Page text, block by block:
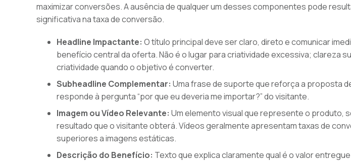
maximizar conversões. A ausência de qualquer um desses componentes pode
significativa na taxa de conversão.
Headline Impactante: O título principal deve ser claro, direto e comunicar
benefício central da oferta. Não é o lugar para criatividade excessiva; clareza
criatividade quando o objetivo é converter.
Subheadline Complementar: Uma frase de suporte que reforça a proposta
responde à pergunta “por que eu deveria me importar?” do visitante.
Imagem ou Vídeo Relevante: Um elemento visual que represente o produto,
resultado que o visitante obterá. Vídeos geralmente apresentam taxas de
superiores a imagens estáticas.
Descrição do Benefício: Texto que explica claramente qual é o valor